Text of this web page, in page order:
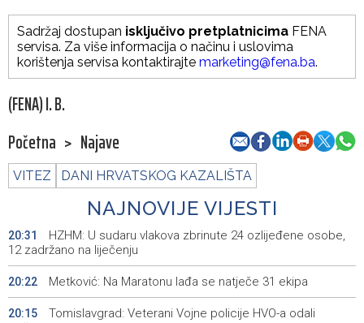
Sadržaj dostupan isključivo pretplatnicima FENA
servisa. Za više informacija o načinu i uslovima
korištenja servisa kontaktirajte marketing@fena.ba.
(FENA) I. B.
Početna > Najave
VITEZ DANI HRVATSKOG KAZALIŠTA
NAJNOVIJE VIJESTI
20:31
HZHM: U sudaru vlakova zbrinute 24 ozlijeđene osobe,
12 zadržano na liječenju
20:22 Metković: Na Maratonu lađa se natječe 31 ekipa
20:15
Tomislavgrad: Veterani Vojne policije HVO-a odali